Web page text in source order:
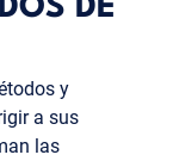
DE
y
a sus
las